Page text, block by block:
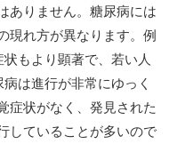
ありません。糖尿病には
現れ方が異なります。例
もより顕著で、若い人
は進行が非常にゆっく
症状がなく、発見された
していることが多いので